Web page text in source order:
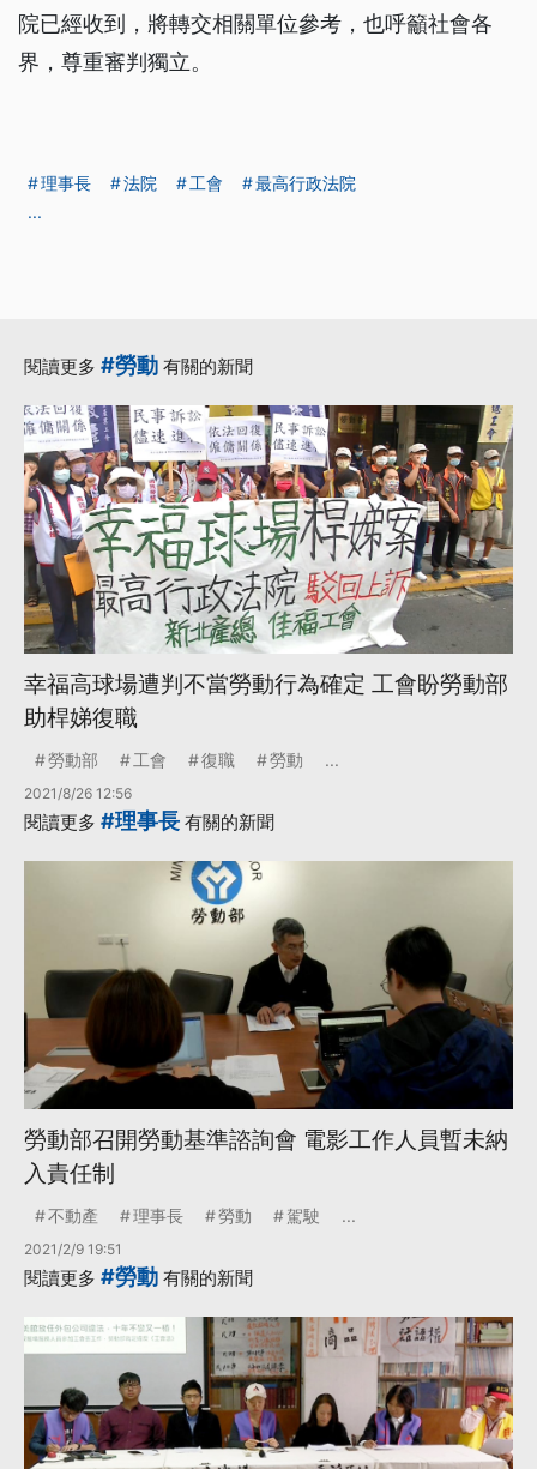
院已經收到，將轉交相關單位參考，也呼籲社會各
界，尊重審判獨立。
理事長 法院 工會
最高行政法院
...
閱讀更多 #勞動 有關的新聞
幸福高球場遭判不當勞動行為確定 工會盼勞動部
助桿娣復職
勞動部 工會 復職 勞動 ...
2021/8/26 12:56
閱讀更多 #理事長 有關的新聞
勞動部召開勞動基準諮詢會 電影工作人員暫未納
入責任制
不動產 理事長 勞動 駕駛 ...
2021/2/9 19:51
閱讀更多 #勞動 有關的新聞